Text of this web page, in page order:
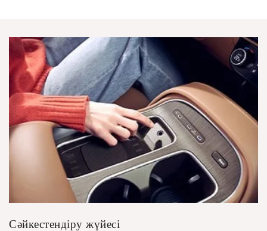
Сәйкестендіру жүйесі
Предложение не является публичной офертой